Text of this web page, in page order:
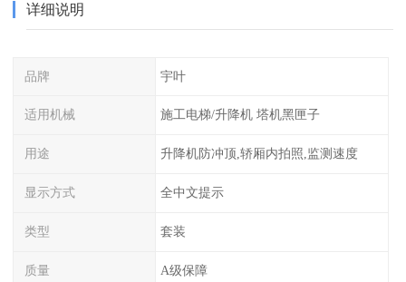
详细说明
品牌 宇叶
适用机械 施工电梯/升降机 塔机黑匣子
用途 升降机防冲顶,轿厢内拍照,监测速度
显示方式 全中文提示
类型 套装
质量 A级保障